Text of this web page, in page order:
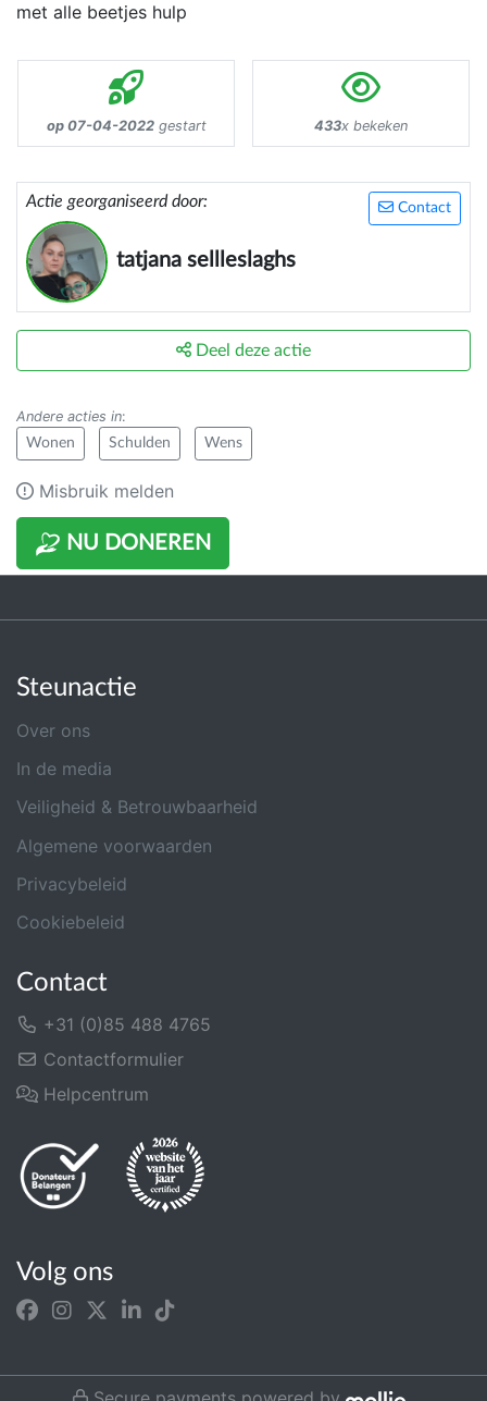
met alle beetjes hulp
op 07-04-2022gestart 433x bekeken
Contact
Actie georganiseerd door:
tatjana sellleslaghs
NU DONEREN
Deel deze actie
Andere acties in:
Wonen Schulden Wens
Misbruik melden
Steunactie
Over ons
In de media
Veiligheid & Betrouwbaarheid
Algemene voorwaarden
Privacybeleid
Cookiebeleid
Contact
+31 (0)85 488 4765
Contactformulier
Helpcentrum
Volg ons